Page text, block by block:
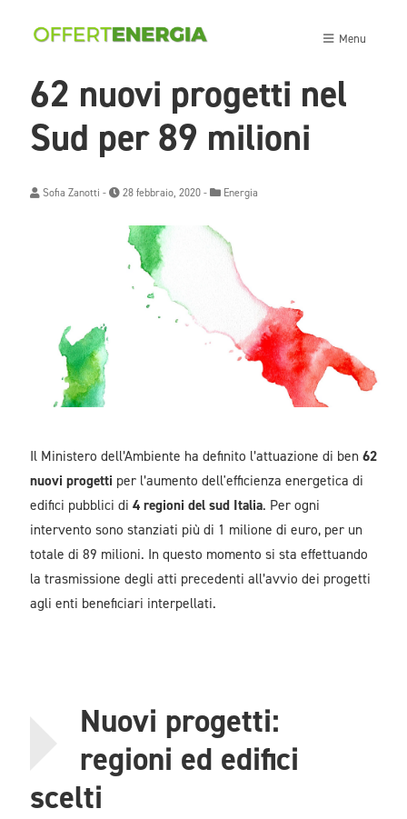
Menu
62 nuovi progetti nel
Sud per 89 milioni
Sofia Zanotti - 28 febbraio, 2020 - Energia
Il Ministero dell’Ambiente ha definito l’attuazione di ben 62
nuovi progetti per l’aumento dell'efficienza energetica di
edifici pubblici di 4 regioni del sud Italia. Per ogni
intervento sono stanziati più di 1 milione di euro, per un
totale di 89 milioni. In questo momento si sta effettuando
la trasmissione degli atti precedenti all’avvio dei progetti
agli enti beneficiari interpellati.
Nuovi progetti:
regioni ed edifici
scelti